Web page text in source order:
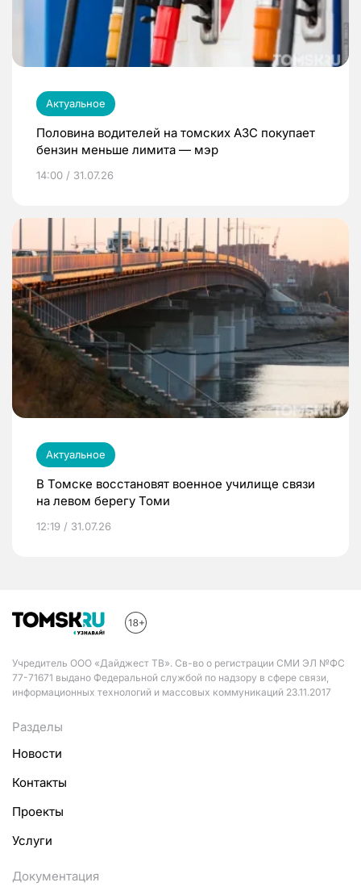
Актуальное
Половина водителей на томских АЗС покупает
бензин меньше лимита — мэр
14:00 / 31.07.26
Актуальное
В Томске восстановят военное училище связи
на левом берегу Томи
12:19 / 31.07.26
Учредитель ООО «Дайджест ТВ». Св-во о регистрации СМИ ЭЛ №ФС
77-71671 выдано Федеральной службой по надзору в сфере связи,
информационных технологий и массовых коммуникаций 23.11.2017
Разделы
Новости
Контакты
Проекты
Услуги
Документация